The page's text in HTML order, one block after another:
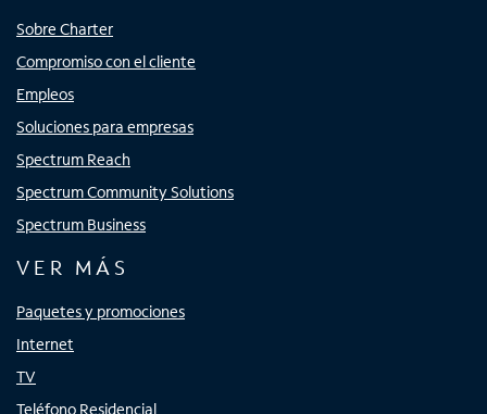
Sobre Charter
Compromiso con el cliente
Empleos
Soluciones para empresas
Spectrum Reach
Spectrum Community Solutions
Spectrum Business
VER MÁS
Paquetes y promociones
Internet
TV
Teléfono Residencial